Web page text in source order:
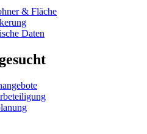
& Fläche
Daten